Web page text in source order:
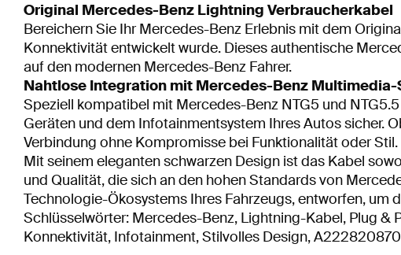
Original Mercedes-Benz Lightning Verbraucherkabel
Bereichern Sie Ihr Mercedes-Benz Erlebnis mit dem
Konnektivität entwickelt wurde. Dieses authentische
auf den modernen Mercedes-Benz Fahrer.
Nahtlose Integration mit Mercedes-Benz Multimedia-
Speziell kompatibel mit Mercedes-Benz NTG5 und
Geräten und dem Infotainmentsystem Ihres Autos sicher.
Verbindung ohne Kompromisse bei Funktionalität oder Stil.
Mit seinem eleganten schwarzen Design ist das Kabel
und Qualität, die sich an den hohen Standards von
Technologie-Ökosystems Ihres Fahrzeugs, entworfen,
Schlüsselwörter: Mercedes-Benz, Lightning-Kabel, Plug &
Konnektivität, Infotainment, Stilvolles Design,